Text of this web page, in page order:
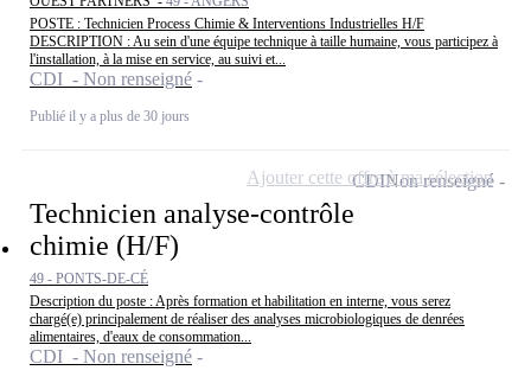
POSTE : Technicien Process Chimie & Interventions Industrielles H/F
DESCRIPTION : Au sein d'une équipe technique à taille humaine, vous participez à
l'installation, à la mise en service, au suivi et...
CDI - Non renseigné
Publié il y a plus de 30 jours
Technicien analyse-contrôle
chimie (H/F)
49 - PONTS-DE-CÉ
Description du poste : Après formation et habilitation en interne, vous serez
chargé(e) principalement de réaliser des analyses microbiologiques de denrées
alimentaires, d'eaux de consommation...
CDI - Non renseigné
CDINon renseigné
Ajouter cette offre à ma sélection